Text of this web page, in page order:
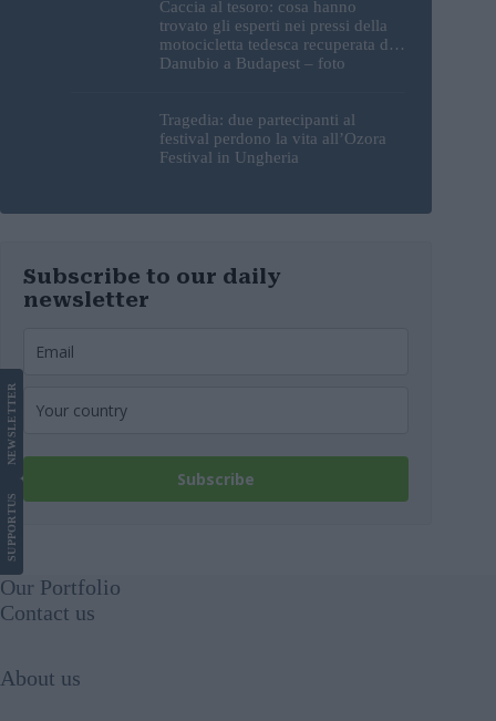
Caccia al tesoro: cosa hanno
trovato gli esperti nei pressi della
motocicletta tedesca recuperata dal
Danubio a Budapest – foto
Tragedia: due partecipanti al
festival perdono la vita all’Ozora
Festival in Ungheria
Subscribe to our daily
newsletter
Subscribe
SUPPORT
US
NEWS
LETTER
Our Portfolio
Contact us
About us